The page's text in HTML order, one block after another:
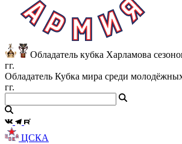
Обладатель кубка Харламова
гг.
Обладатель Кубка мира среди
гг.
ЦСКА